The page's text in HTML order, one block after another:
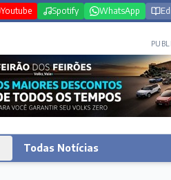
Youtube Spotify WhatsApp
Todas Notícias